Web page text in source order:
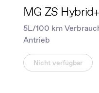
MG ZS Hybrid+
5L/100 km
Antrieb
Nicht verfügbar